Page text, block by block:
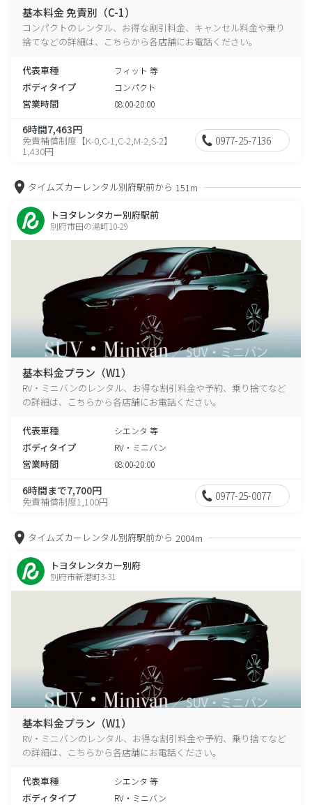
基本料金 免責別（C-1）
コンパクトのレンタル、お得な割引料金、キャンセル料金や乗り
捨てなどの詳細は、こちらから各店舗にお電話ください。
代表車種 フィット 等
ボディタイプ コンパクト
営業時間 08:00-20:00
6時間7,463円
免責補償制度【K-0,C-1,C-2,M-2,S-2】
1,430円
0977-25-7136
タイムズカーレンタル別府駅前から 151m
トヨタレンタカー別府駅前
別府市田の湯町10-29
基本料金プラン（W1）
RV・ミニバンのレンタル、お得な割引料金や予約、乗り捨てなど
の詳細は、こちらから各店舗にお電話ください。
代表車種 シエンタ 等
ボディタイプ RV・ミニバン
営業時間 08:00-20:00
6時間まで7,700円
免責補償制度1,100円 0977-25-0077
タイムズカーレンタル別府駅前から 2004m
トヨタレンタカー別府
別府市新港町3-31
基本料金プラン（W1）
RV・ミニバンのレンタル、お得な割引料金や予約、乗り捨てなど
の詳細は、こちらから各店舗にお電話ください。
代表車種 シエンタ 等
ボディタイプ RV・ミニバン